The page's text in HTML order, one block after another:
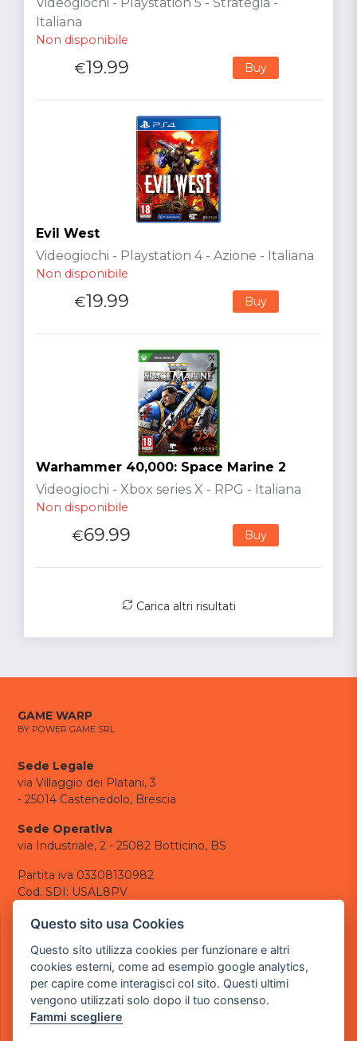
Italiana
Non disponibile
€19.99 Buy
Evil West
Videogiochi - Playstation 4 - Azione - Italiana
Non disponibile
€19.99 Buy
Warhammer 40,000: Space Marine 2
Videogiochi - Xbox series X - RPG - Italiana
Non disponibile
€69.99 Buy
Carica altri risultati
GAME WARP
BY POWER GAME SRL
Sede Legale
via Villaggio dei Platani, 3
- 25014 Castenedolo, Brescia
Sede Operativa
via Industriale, 2 - 25082 Botticino, BS
Partita iva 03308130982
Cod. SDI: USAL8PV
CONTATTI
tel.: +39 030 376 2377
tel.: +39 030 336 6259
pec:powergamesrl@legalmail.it
LINK UTILI
Questo sito usa Cookies
Questo sito utilizza cookies per funzionare e altri
cookies esterni, come ad esempio google analytics,
per capire come interagisci col sito. Questi ultimi
vengono utilizzati solo dopo il tuo consenso.
Fammi scegliere